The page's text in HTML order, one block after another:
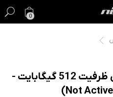
0
آیفون 16 پلاس ظرفیت 512 گیگابایت -